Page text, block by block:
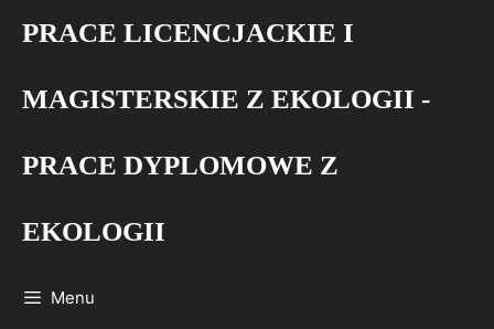
PRACE LICENCJACKIE I
MAGISTERSKIE Z EKOLOGII -
PRACE DYPLOMOWE Z
EKOLOGII
Menu